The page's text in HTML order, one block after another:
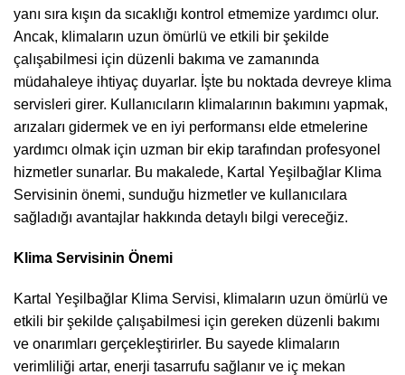
yanı sıra kışın da sıcaklığı kontrol etmemize yardımcı olur.
Ancak, klimaların uzun ömürlü ve etkili bir şekilde
çalışabilmesi için düzenli bakıma ve zamanında
müdahaleye ihtiyaç duyarlar. İşte bu noktada devreye klima
servisleri girer. Kullanıcıların klimalarının bakımını yapmak,
arızaları gidermek ve en iyi performansı elde etmelerine
yardımcı olmak için uzman bir ekip tarafından profesyonel
hizmetler sunarlar. Bu makalede, Kartal Yeşilbağlar Klima
Servisinin önemi, sunduğu hizmetler ve kullanıcılara
sağladığı avantajlar hakkında detaylı bilgi vereceğiz.
Klima Servisinin Önemi
Kartal Yeşilbağlar Klima Servisi, klimaların uzun ömürlü ve
etkili bir şekilde çalışabilmesi için gereken düzenli bakımı
ve onarımları gerçekleştirirler. Bu sayede klimaların
verimliliği artar, enerji tasarrufu sağlanır ve iç mekan